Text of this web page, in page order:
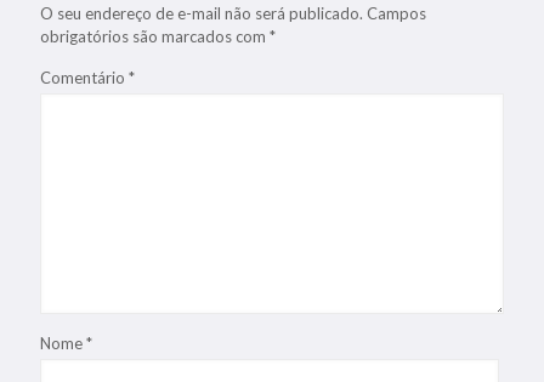
O seu endereço de e-mail não será publicado. Campos
obrigatórios são marcados com *
Comentário *
Nome*